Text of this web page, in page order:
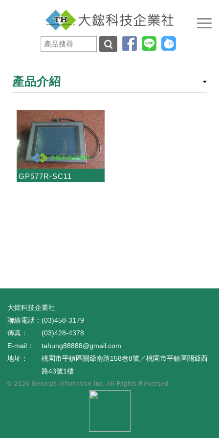
產品介紹
GP577R-SC11
大鋐科技企業社
(03)458-3179
(03)428-4378
tahung88888@gmail.com
桃園市平鎮區關爺南路158巷8號／桃園市平鎮區關爺西
路43號1樓
© 2026 Genesis Infomation Inc. All Rights Reversed.